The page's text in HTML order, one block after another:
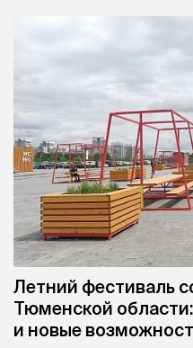
Летний фестиваль
Тюменской
и новые